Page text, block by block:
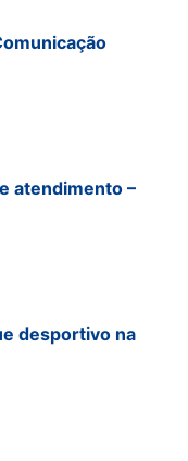
atendimento –
desportivo na